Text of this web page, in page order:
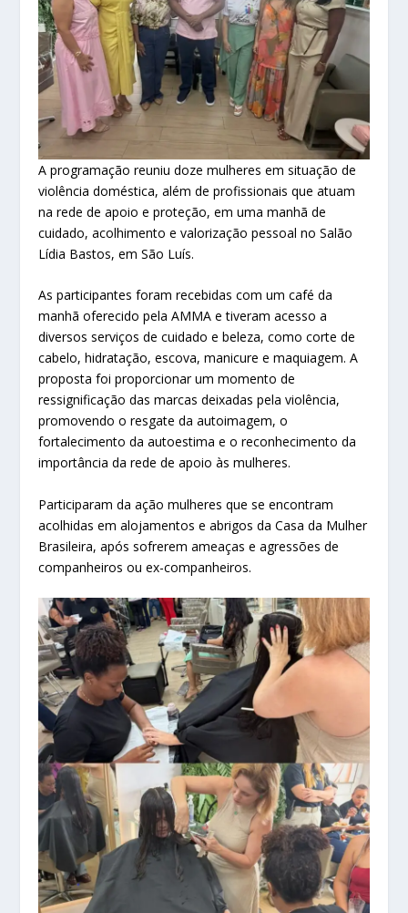
A programação reuniu doze mulheres em situação de
violência doméstica, além de profissionais que atuam
na rede de apoio e proteção, em uma manhã de
cuidado, acolhimento e valorização pessoal no Salão
Lídia Bastos, em São Luís.
As participantes foram recebidas com um café da
manhã oferecido pela AMMA e tiveram acesso a
diversos serviços de cuidado e beleza, como corte de
cabelo, hidratação, escova, manicure e maquiagem. A
proposta foi proporcionar um momento de
ressignificação das marcas deixadas pela violência,
promovendo o resgate da autoimagem, o
fortalecimento da autoestima e o reconhecimento da
importância da rede de apoio às mulheres.
Participaram da ação mulheres que se encontram
acolhidas em alojamentos e abrigos da Casa da Mulher
Brasileira, após sofrerem ameaças e agressões de
companheiros ou ex-companheiros.